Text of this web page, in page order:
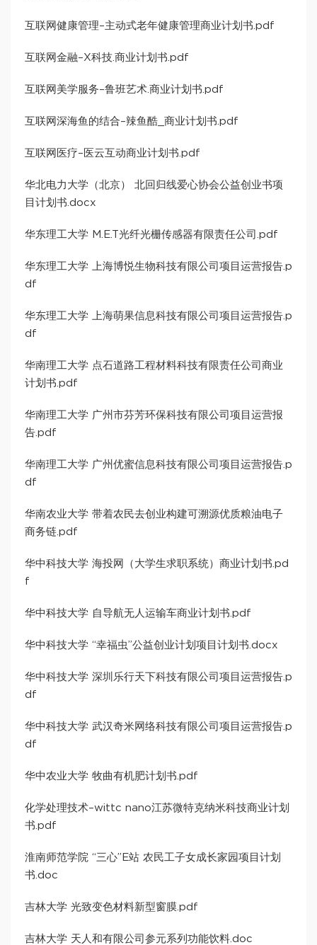
互联网健康管理–主动式老年健康管理商业计划书.pdf
互联网金融–X科技.商业计划书.pdf
互联网美学服务–鲁班艺术.商业计划书.pdf
互联网深海鱼的结合–辣鱼酷_商业计划书.pdf
互联网医疗–医云互动商业计划书.pdf
华北电力大学（北京） 北回归线爱心协会公益创业书项
目计划书.docx
华东理工大学 M.E.T光纤光栅传感器有限责任公司.pdf
华东理工大学 上海博悦生物科技有限公司项目运营报告.p
df
华东理工大学 上海萌果信息科技有限公司项目运营报告.p
df
华南理工大学 点石道路工程材料科技有限责任公司商业
计划书.pdf
华南理工大学 广州市芬芳环保科技有限公司项目运营报
告.pdf
华南理工大学 广州优蜜信息科技有限公司项目运营报告.p
df
华南农业大学 带着农民去创业构建可溯源优质粮油电子
商务链.pdf
华中科技大学 海投网（大学生求职系统）商业计划书.pd
f
华中科技大学 自导航无人运输车商业计划书.pdf
华中科技大学 “幸福虫”公益创业计划项目计划书.docx
华中科技大学 深圳乐行天下科技有限公司项目运营报告.p
df
华中科技大学 武汉奇米网络科技有限公司项目运营报告.p
df
华中农业大学 牧曲有机肥计划书.pdf
化学处理技术–wittc nano江苏微特克纳米科技商业计划
书.pdf
淮南师范学院 “三心”E站 农民工子女成长家园项目计划
书.doc
吉林大学 光致变色材料新型窗膜.pdf
吉林大学 天人和有限公司参元系列功能饮料.doc